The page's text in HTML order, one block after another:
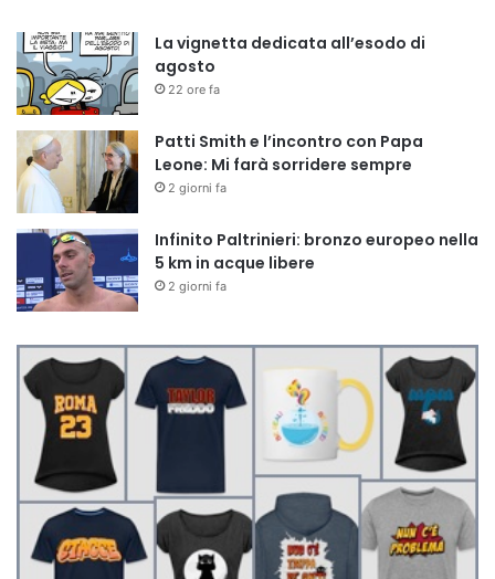
La vignetta dedicata all’esodo di
agosto
22 ore fa
Patti Smith e l’incontro con Papa
Leone: Mi farà sorridere sempre
2 giorni fa
Infinito Paltrinieri: bronzo europeo nella
5 km in acque libere
2 giorni fa